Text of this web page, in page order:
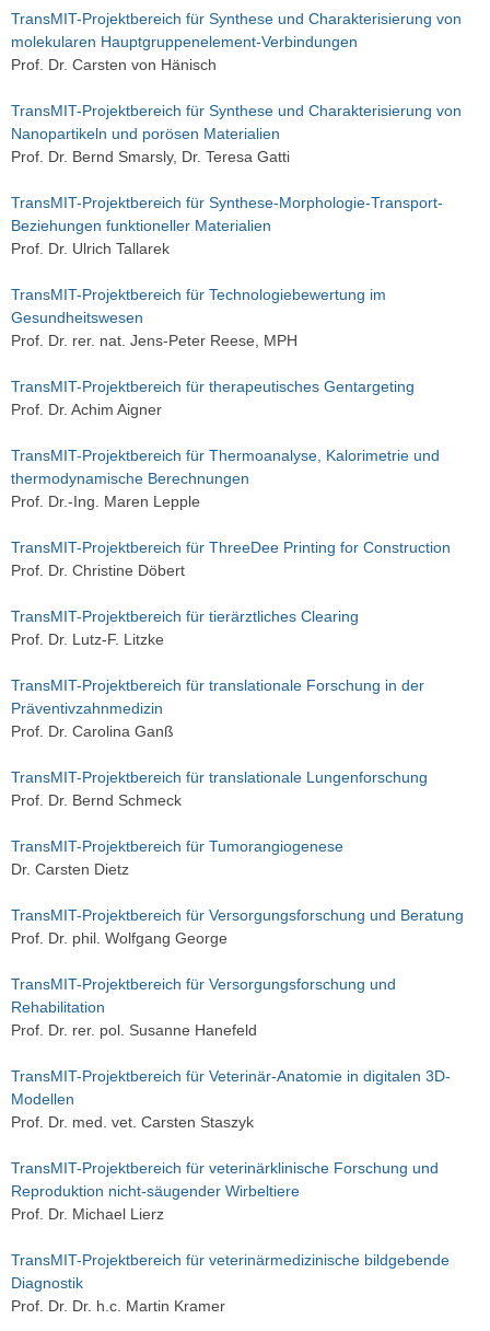
TransMIT-Projektbereich für Synthese und Charakterisierung von
molekularen Hauptgruppenelement-Verbindungen
Prof. Dr. Carsten von Hänisch
TransMIT-Projektbereich für Synthese und Charakterisierung von
Nanopartikeln und porösen Materialien
Prof. Dr. Bernd Smarsly, Dr. Teresa Gatti
TransMIT-Projektbereich für Synthese-Morphologie-Transport-
Beziehungen funktioneller Materialien
Prof. Dr. Ulrich Tallarek
TransMIT-Projektbereich für Technologiebewertung im
Gesundheitswesen
Prof. Dr. rer. nat. Jens-Peter Reese, MPH
TransMIT-Projektbereich für therapeutisches Gentargeting
Prof. Dr. Achim Aigner
TransMIT-Projektbereich für Thermoanalyse, Kalorimetrie und
thermodynamische Berechnungen
Prof. Dr.-Ing. Maren Lepple
TransMIT-Projektbereich für ThreeDee Printing for Construction
Prof. Dr. Christine Döbert
TransMIT-Projektbereich für tierärztliches Clearing
Prof. Dr. Lutz-F. Litzke
TransMIT-Projektbereich für translationale Forschung in der
Präventivzahnmedizin
Prof. Dr. Carolina Ganß
TransMIT-Projektbereich für translationale Lungenforschung
Prof. Dr. Bernd Schmeck
TransMIT-Projektbereich für Tumorangiogenese
Dr. Carsten Dietz
TransMIT-Projektbereich für Versorgungsforschung und Beratung
Prof. Dr. phil. Wolfgang George
TransMIT-Projektbereich für Versorgungsforschung und
Rehabilitation
Prof. Dr. rer. pol. Susanne Hanefeld
TransMIT-Projektbereich für Veterinär-Anatomie in digitalen 3D-
Modellen
Prof. Dr. med. vet. Carsten Staszyk
TransMIT-Projektbereich für veterinärklinische Forschung und
Reproduktion nicht-säugender Wirbeltiere
Prof. Dr. Michael Lierz
TransMIT-Projektbereich für veterinärmedizinische bildgebende
Diagnostik
Prof. Dr. Dr. h.c. Martin Kramer